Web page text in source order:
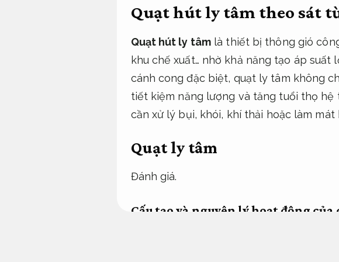
Quạt hút ly tâm theo sát
Quạt hút ly tâm là thiết bị thông gió
khu chế xuất… nhờ khả năng tạo áp
cánh cong đặc biệt, quạt ly tâm không
tiết kiệm năng lượng và tăng tuổi thọ
cần xử lý bụi, khói, khí thải hoặc làm mát
Quạt ly tâm
Đánh giá.
Cấu tạo và nguyên lý hoạt động